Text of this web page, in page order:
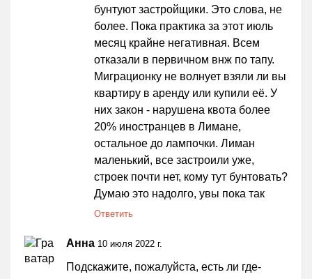
бунтуют застройщики. Это слова, не
более. Пока практика за этот июль
месяц крайне негативная. Всем
отказали в первичном внж по тапу.
Миграционку не волнует взяли ли вы
квартиру в аренду или купили её. У
них закон - нарушена квота более
20% иностранцев в Лимане,
остальное до лампочки. Лиман
маленький, все застроили уже,
строек почти нет, кому тут бунтовать?
Думаю это надолго, увы пока так
Ответить
Aнна 10 июля 2022 г.
Подскажите, пожалуйста, есть ли где-